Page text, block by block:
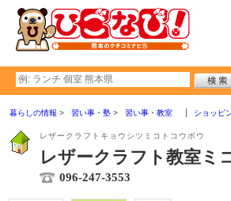
暮らしの情報 習い事・塾 習い事・教室 ショッピ
レザークラフトキョウシツミコトコウボウ
レザークラフト教室ミ
096-247-3553